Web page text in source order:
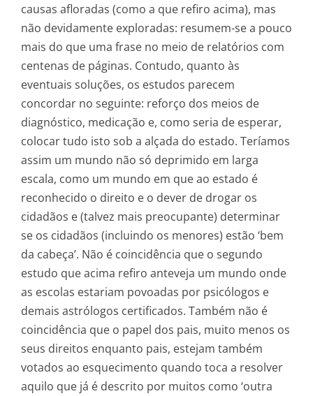
causas afloradas (como a que refiro acima), mas
não devidamente exploradas: resumem-se a pouco
mais do que uma frase no meio de relatórios com
centenas de páginas. Contudo, quanto às
eventuais soluções, os estudos parecem
concordar no seguinte: reforço dos meios de
diagnóstico, medicação e, como seria de esperar,
colocar tudo isto sob a alçada do estado. Teríamos
assim um mundo não só deprimido em larga
escala, como um mundo em que ao estado é
reconhecido o direito e o dever de drogar os
cidadãos e (talvez mais preocupante) determinar
se os cidadãos (incluindo os menores) estão ‘bem
da cabeça’. Não é coincidência que o segundo
estudo que acima refiro anteveja um mundo onde
as escolas estariam povoadas por psicólogos e
demais astrólogos certificados. Também não é
coincidência que o papel dos pais, muito menos os
seus direitos enquanto pais, estejam também
votados ao esquecimento quando toca a resolver
aquilo que já é descrito por muitos como ‘outra